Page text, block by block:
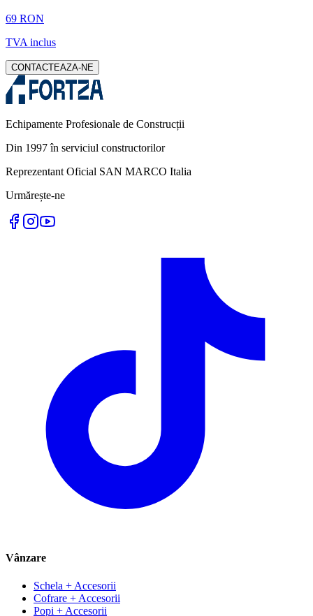
69 RON
TVA inclus
CONTACTEAZA-NE
Echipamente Profesionale de Construcții
Din 1997 în serviciul constructorilor
Reprezentant Oficial SAN MARCO Italia
Urmărește-ne
Vânzare
Schela + Accesorii
Cofrare + Accesorii
Popi + Accesorii